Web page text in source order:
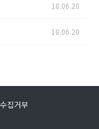
18.06.20
18.06.20
집거부